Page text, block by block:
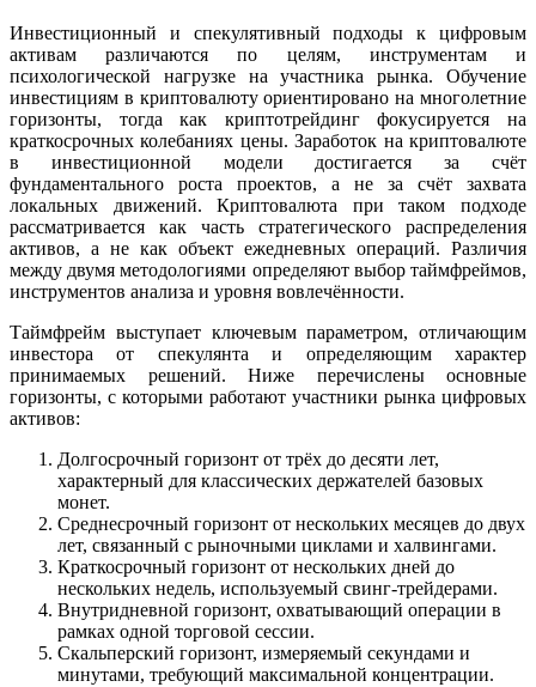
Инвестиционный и спекулятивный подходы к цифровым
активам различаются по целям, инструментам и
психологической нагрузке на участника рынка. Обучение
инвестициям в криптовалюту ориентировано на многолетние
горизонты, тогда как криптотрейдинг фокусируется на
краткосрочных колебаниях цены. Заработок на криптовалюте
в инвестиционной модели достигается за счёт
фундаментального роста проектов, а не за счёт захвата
локальных движений. Криптовалюта при таком подходе
рассматривается как часть стратегического распределения
активов, а не как объект ежедневных операций. Различия
между двумя методологиями определяют выбор таймфреймов,
инструментов анализа и уровня вовлечённости.
Таймфрейм выступает ключевым параметром, отличающим
инвестора от спекулянта и определяющим характер
принимаемых решений. Ниже перечислены основные
горизонты, с которыми работают участники рынка цифровых
активов:
Долгосрочный горизонт от трёх до десяти лет,
характерный для классических держателей базовых
монет.
Среднесрочный горизонт от нескольких месяцев до двух
лет, связанный с рыночными циклами и халвингами.
Краткосрочный горизонт от нескольких дней до
нескольких недель, используемый свинг-трейдерами.
Внутридневной горизонт, охватывающий операции в
рамках одной торговой сессии.
Скальперский горизонт, измеряемый секундами и
минутами, требующий максимальной концентрации.